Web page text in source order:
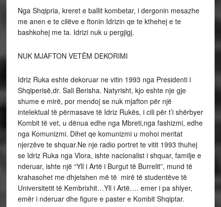
Nga Shqipria, kreret e ballit kombetar, i dergonin mesazhe
me anen e te cilëve e ftonin Idrizin qe te kthehej e te
bashkohej me ta. Idrizi nuk u pergjigj.
NUK MJAFTON VETËM DEKORIMI
Idriz Ruka eshte dekoruar ne vitin 1993 nga Presidenti i
Shqiperisë,dr. Sali Berisha. Natyrisht, kjo eshte nje gje
shume e mirë, por mendoj se nuk mjafton për një
intelektual të përmasave të Idriz Rukës, i cili për t’i shërbyer
Kombit të vet, u dënua edhe nga Mbreti,nga fashizmi, edhe
nga Komunizmi. Dihet qe komunizmi u mohoi meritat
njerzëve te shquar.Ne nje radio portret te vitit 1993 thuhej
se Idriz Ruka nga Vlora, ishte nacionalist i shquar, familje e
nderuar, ishte një “Yll i Artë i Burgut të Burrelit”, mund të
krahasohet me dhjetshen më të mirë të studentëve të
Universitetit të Kembrixhit…Yll i Artë…. emer i pa shlyer,
emër i nderuar dhe figure e paster e Kombit Shqiptar.